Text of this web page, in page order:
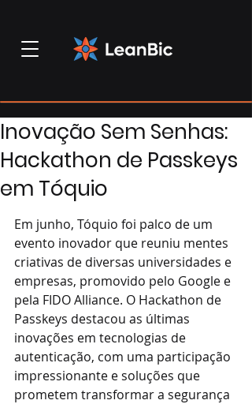
Inovação Sem Senhas:
Hackathon de Passkeys
em Tóquio
Em junho, Tóquio foi palco de um
evento inovador que reuniu mentes
criativas de diversas universidades e
empresas, promovido pelo Google e
pela FIDO Alliance. O Hackathon de
Passkeys destacou as últimas
inovações em tecnologias de
autenticação, com uma participação
impressionante e soluções que
prometem transformar a segurança